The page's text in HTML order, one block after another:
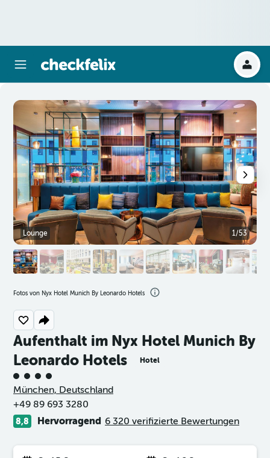
Aufenthalt im Nyx Hotel Munich By
Leonardo Hotels
Hotel
Bewertungskategorie 4
München, Deutschland
+49 89 693 3280
8,8 Hervorragend 6 320 verifizierte Bewertungen
Lounge 1/53
Fotos von Nyx Hotel Munich By Leonardo Hotels